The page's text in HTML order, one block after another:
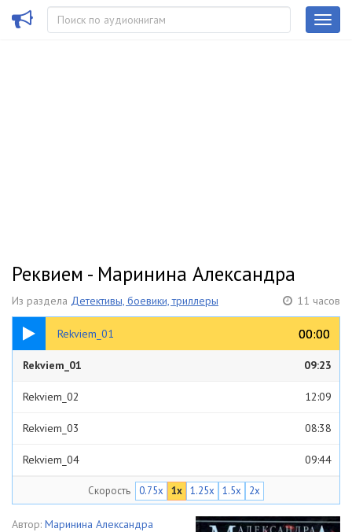
Реквием - Маринина Александра
Из раздела Детективы, боевики, триллеры 11 часов
Rekviem_01 00:00
00:00
09:23
Rekviem_01 09:23
Rekviem_02 12:09
Rekviem_03 08:38
Rekviem_04 09:44
Rekviem_06 09:06
Скорость 0.75x 1x 1.25x 1.5x 2x
Автор: Маринина Александра